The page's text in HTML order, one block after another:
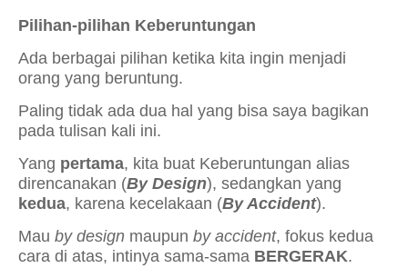
Pilihan-pilihan Keberuntungan
Ada berbagai pilihan ketika kita ingin menjadi
orang yang beruntung.
Paling tidak ada dua hal yang bisa saya bagikan
pada tulisan kali ini.
Yang pertama, kita buat Keberuntungan alias
direncanakan (By Design), sedangkan yang
kedua, karena kecelakaan (By Accident).
Mau by design maupun by accident, fokus kedua
cara di atas, intinya sama-sama BERGERAK.